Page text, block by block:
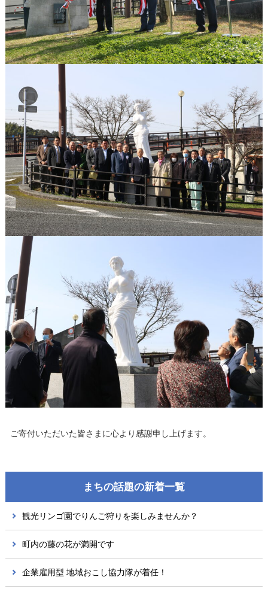
ご寄付いただいた皆さまに心より感謝申し上げます。
まちの話題の新着一覧
観光リンゴ園でりんご狩りを楽しみませんか？
町内の藤の花が満開です
企業雇用型 地域おこし協力隊が着任！